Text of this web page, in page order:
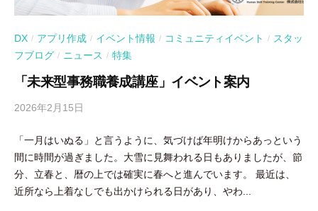
DX / アプリ作成 / イベント情報 / コミュニティイベント / スタッ
フブログ / ニュース / 特集
「未来型事務職養成講座」イベント案内
2026年2月15日
吉
田
豪
「一月はいぬる」と言うように、気づけば年明けからあっという
間に時間が過ぎました。大雪に見舞われる日もありましたが、節
分、立春と、暦の上では確実に春へと進んでいます。 最近は、
近所なら上着なしでも出かけられる日があり、やわ...